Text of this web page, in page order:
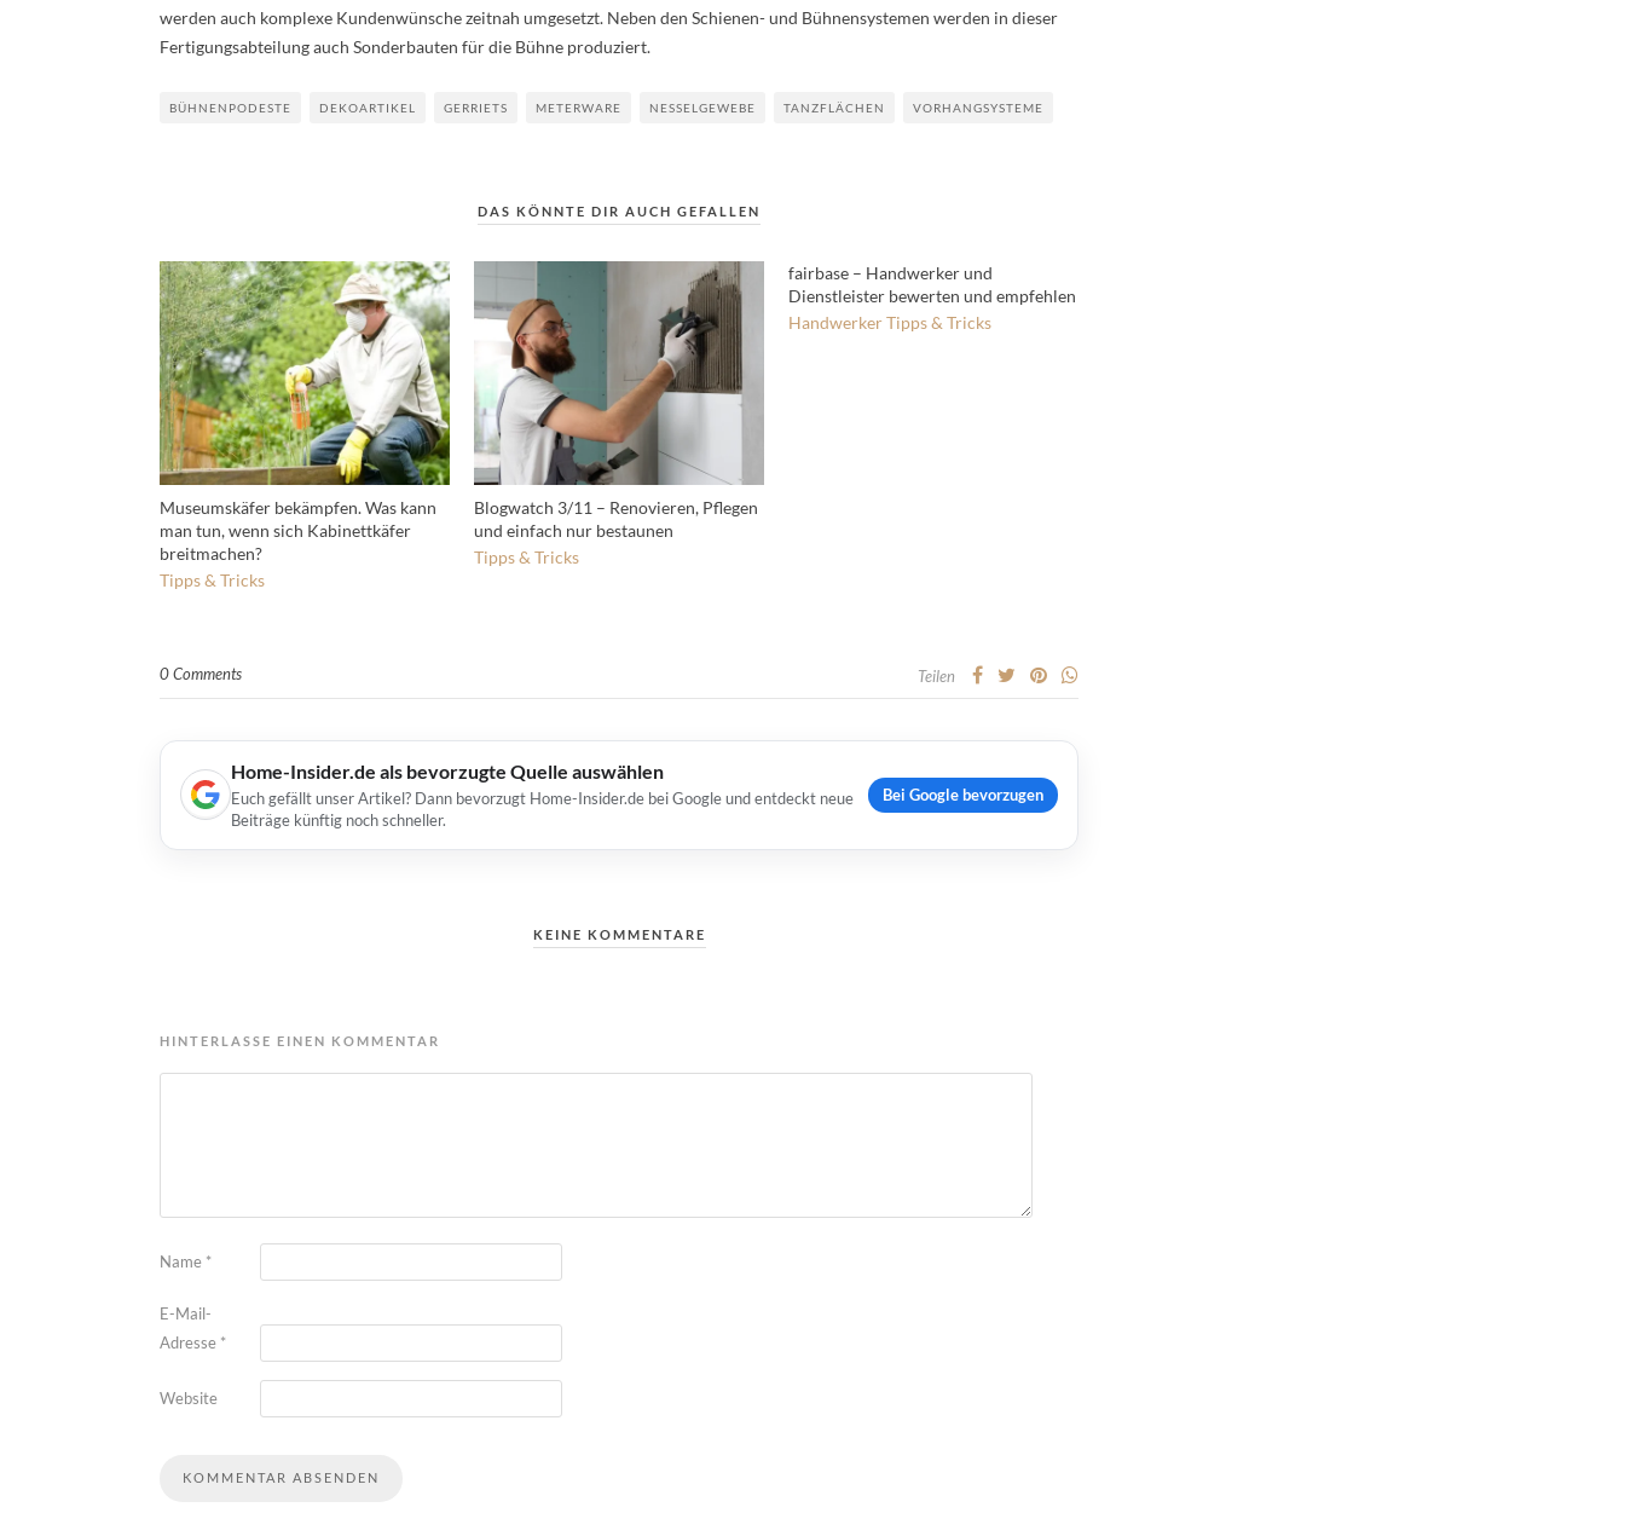
werden auch komplexe Kundenwünsche zeitnah umgesetzt. Neben den Schienen- und Bühnensystemen werden in dieser
Fertigungsabteilung auch Sonderbauten für die Bühne produziert.
BÜHNENPODESTE DEKOARTIKEL GERRIETS METERWARE NESSELGEWEBE TANZFLÄCHEN VORHANGSYSTEME
DAS KÖNNTE DIR AUCH GEFALLEN
Museumskäfer bekämpfen. Was kann
man tun, wenn sich Kabinettkäfer
breitmachen?
Tipps & Tricks
Blogwatch 3/11 – Renovieren, Pflegen
und einfach nur bestaunen
Tipps & Tricks
fairbase – Handwerker und
Dienstleister bewerten und empfehlen
HandwerkerTipps & Tricks
0 Comments Teilen
Home-Insider.de als bevorzugte Quelle auswählen
Euch gefällt unser Artikel? Dann bevorzugt Home-Insider.de bei Google und entdeckt neue
Beiträge künftig noch schneller.
Bei Google bevorzugen
KEINE KOMMENTARE
HINTERLASSE EINEN KOMMENTAR
Name *
E-Mail-
Adresse *
Website